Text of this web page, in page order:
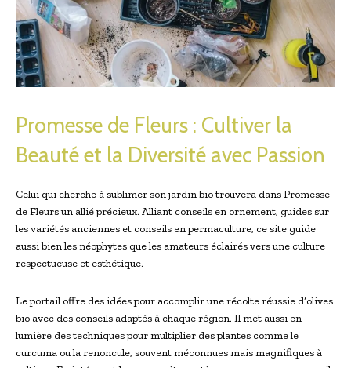
Promesse de Fleurs : Cultiver la
Beauté et la Diversité avec Passion
Celui qui cherche à sublimer son jardin bio trouvera dans Promesse
de Fleurs un allié précieux. Alliant conseils en ornement, guides sur
les variétés anciennes et conseils en permaculture, ce site guide
aussi bien les néophytes que les amateurs éclairés vers une culture
respectueuse et esthétique.
Le portail offre des idées pour accomplir une récolte réussie d’olives
bio avec des conseils adaptés à chaque région. Il met aussi en
lumière des techniques pour multiplier des plantes comme le
curcuma ou la renoncule, souvent méconnues mais magnifiques à